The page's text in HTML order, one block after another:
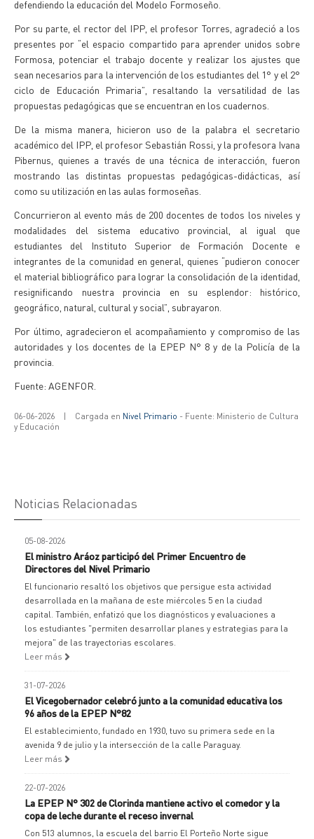
defendiendo la educación del Modelo Formoseño.
Por su parte, el rector del IPP, el profesor Torres, agradeció a los
presentes por “el espacio compartido para aprender unidos sobre
Formosa, potenciar el trabajo docente y realizar los ajustes que
sean necesarios para la intervención de los estudiantes del 1° y el 2°
ciclo de Educación Primaria”, resaltando la versatilidad de las
propuestas pedagógicas que se encuentran en los cuadernos.
De la misma manera, hicieron uso de la palabra el secretario
académico del IPP, el profesor Sebastián Rossi, y la profesora Ivana
Pibernus, quienes a través de una técnica de interacción, fueron
mostrando las distintas propuestas pedagógicas-didácticas, así
como su utilización en las aulas formoseñas.
Concurrieron al evento más de 200 docentes de todos los niveles y
modalidades del sistema educativo provincial, al igual que
estudiantes del Instituto Superior de Formación Docente e
integrantes de la comunidad en general, quienes “pudieron conocer
el material bibliográfico para lograr la consolidación de la identidad,
resignificando nuestra provincia en su esplendor: histórico,
geográfico, natural, cultural y social”, subrayaron.
Por último, agradecieron el acompañamiento y compromiso de las
autoridades y los docentes de la EPEP N° 8 y de la Policía de la
provincia.
Fuente: AGENFOR.
06-06-2026 | Cargada en Nivel Primario - Fuente: Ministerio de Cultura
y Educación
Noticias Relacionadas
05-08-2026
El ministro Aráoz participó del Primer Encuentro de
Directores del Nivel Primario
El funcionario resaltó los objetivos que persigue esta actividad
desarrollada en la mañana de este miércoles 5 en la ciudad
capital. También, enfatizó que los diagnósticos y evaluaciones a
los estudiantes "permiten desarrollar planes y estrategias para la
mejora" de las trayectorias escolares.
Leer más
31-07-2026
El Vicegobernador celebró junto a la comunidad educativa los
96 años de la EPEP N°82
El establecimiento, fundado en 1930, tuvo su primera sede en la
avenida 9 de julio y la intersección de la calle Paraguay.
Leer más
22-07-2026
La EPEP N° 302 de Clorinda mantiene activo el comedor y la
copa de leche durante el receso invernal
Con 513 alumnos, la escuela del barrio El Porteño Norte sigue